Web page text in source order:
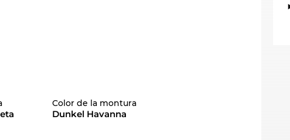
Color de la montura
Dunkel Havanna